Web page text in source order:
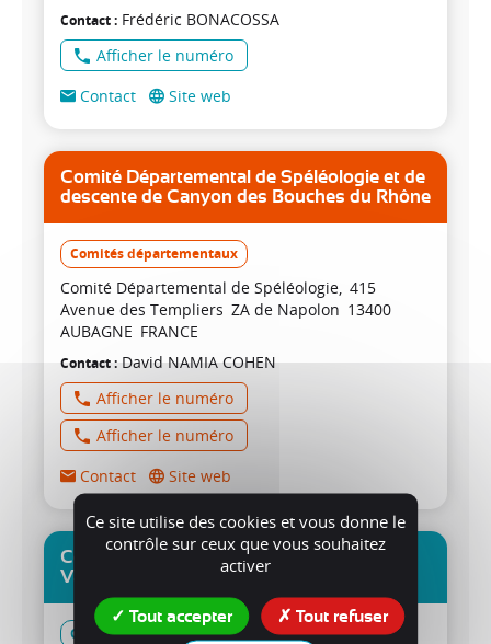
Contact Frédéric BONACOSSA
Afficher le numéro
Contact
Site web
Comité Départemental de Spéléologie et de
descente de Canyon des Bouches du Rhône
Comités départementaux
Comité Départemental de Spéléologie 415
Avenue des Templiers ZA de Napolon 13400
AUBAGNE FRANCE
Contact David NAMIA COHEN
Afficher le numéro
Afficher le numéro
Contact
Site web
Comité départemental de spéléologie du
Var
Comités départementaux
Ce site utilise des cookies et vous donne le
contrôle sur ceux que vous souhaitez
activer
Tout accepter Tout refuser